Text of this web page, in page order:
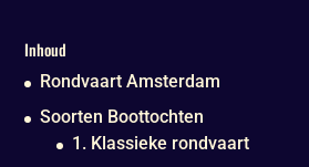
Inhoud
Rondvaart Amsterdam
Soorten Boottochten
1. Klassieke rondvaart